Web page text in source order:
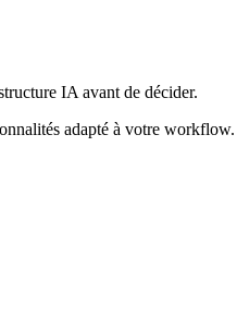
IA avant de décider.
adapté à votre workflow.